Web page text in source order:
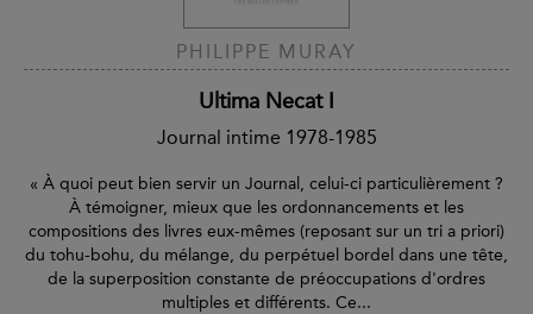
PHILIPPE MURAY
Ultima Necat I
Journal intime 1978-1985
« À quoi peut bien servir un Journal, celui-ci particulièrement ?
À témoigner, mieux que les ordonnancements et les
compositions des livres eux-mêmes (reposant sur un tri a priori)
du tohu-bohu, du mélange, du perpétuel bordel dans une tête,
de la superposition constante de préoccupations d'ordres
multiples et différents. Ce...